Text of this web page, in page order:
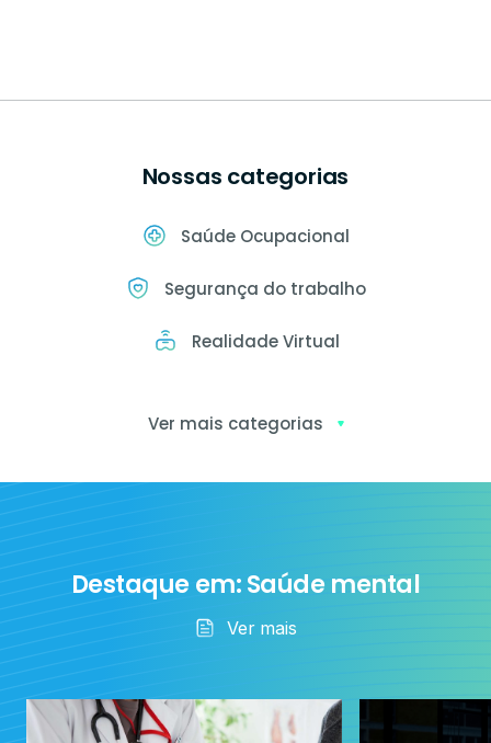
Nossas categorias
Saúde Ocupacional
Segurança do trabalho
Realidade Virtual
Ver mais categorias
RH
Destaque em: Saúde mental
Ver mais